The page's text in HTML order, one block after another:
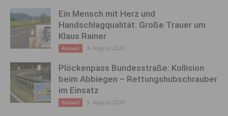
Ein Mensch mit Herz und
Handschlagqualität: Große Trauer um
Klaus Rainer
Aktuell 3. August 2026
Plöckenpass Bundesstraße: Kollision
beim Abbiegen – Rettungshubschrauber
im Einsatz
Aktuell 3. August 2026